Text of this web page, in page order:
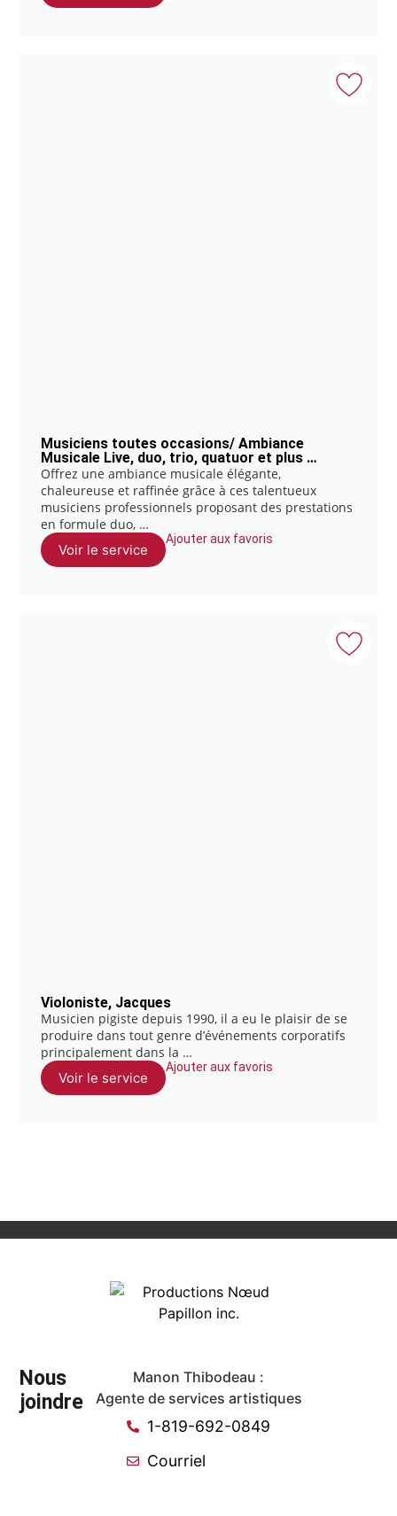
Musiciens toutes occasions/ Ambiance
Musicale Live, duo, trio, quatuor et plus …
Offrez une ambiance musicale élégante,
chaleureuse et raffinée grâce à ces talentueux
musiciens professionnels proposant des prestations
en formule duo, …
Voir le service
Ajouter aux favoris
Violoniste, Jacques
Musicien pigiste depuis 1990, il a eu le plaisir de se
produire dans tout genre d’événements corporatifs
principalement dans la …
Voir le service
Ajouter aux favoris
Nous
joindre
Manon Thibodeau :
Agente de services artistiques
1-819-692-0849
Courriel